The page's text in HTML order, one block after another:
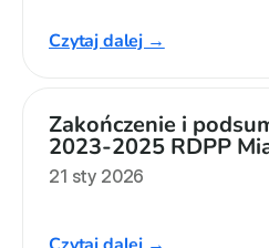
Czytaj dalej →
Zakończenie i
2023-2025 RDPP
21 sty 2026